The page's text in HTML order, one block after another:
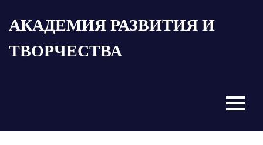
АКАДЕМИЯ РАЗВИТИЯ И
ТВОРЧЕСТВА
Menu